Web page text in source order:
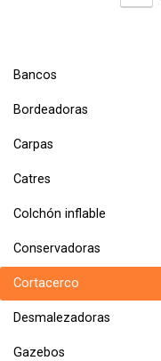
Bancos
Bordeadoras
Carpas
Catres
Colchón inflable
Conservadoras
Cortacerco
Desmalezadoras
Gazebos